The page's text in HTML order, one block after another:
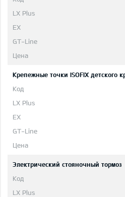
Крепежные точки ISOFIX детского
Электрический стояночный тормоз